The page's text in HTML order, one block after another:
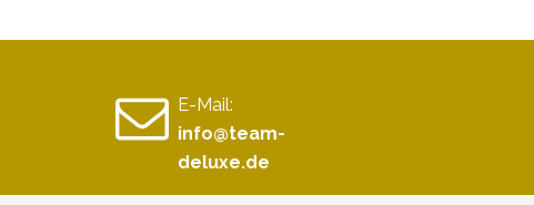
E-Mail:
info@team-
deluxe.de